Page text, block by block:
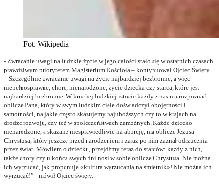
Fot. Wikipedia
- Zwracanie uwagi na ludzkie życie w jego całości stało się w ostatnich czasach
prawdziwym priorytetem Magisterium Kościoła – kontynuował Ojciec Święty.
– Szczególnie zwracanie uwagi na życie najbardziej bezbronne, a więc
niepełnosprawne, chore, nienarodzone, życie dziecka czy starca, które jest
najbardziej bezbronne. W kruchej ludzkiej istocie każdy z nas ma rozpoznać
oblicze Pana, który w swym ludzkim ciele doświadczył obojętności i
samotności, na jakie często skazujemy najuboższych czy to w krajach na
drodze rozwoju, czy też w społeczeństwach zamożnych. Każde dziecko
nienarodzone, a skazane niesprawiedliwie na aborcję, ma oblicze Jezusa
Chrystusa, który jeszcze przed narodzeniem i zaraz po nim zaznał odrzucenia
przez świat. Mówiłem o dziecku, przejdźmy teraz do starców: każdy z nich,
także chory czy u końca swych dni nosi w sobie oblicze Chrystusa. Nie można
ich wyrzucać, jak proponuje «kultura wyrzucania na śmietnik»! Nie można ich
wyrzucać!” - mówił Ojciec święty.